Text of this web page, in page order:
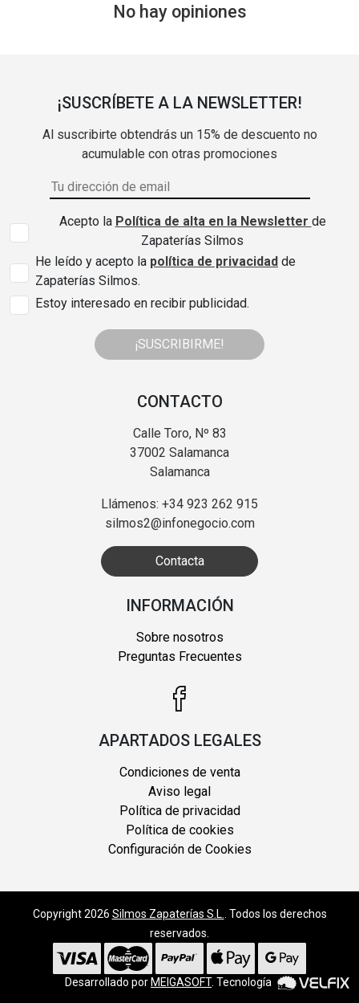
No hay opiniones
¡SUSCRÍBETE A LA NEWSLETTER!
Al suscribirte obtendrás un 15% de descuento no
acumulable con otras promociones
Acepto la Política de alta en la Newsletter de
Zapaterías Silmos
He leído y acepto la política de privacidad de
Zapaterías Silmos.
Estoy interesado en recibir publicidad.
¡SUSCRIBIRME!
CONTACTO
Calle Toro, Nº 83
37002 Salamanca
Salamanca
Llámenos: +34 923 262 915
silmos2@infonegocio.com
Contacta
INFORMACIÓN
Sobre nosotros
Preguntas Frecuentes
APARTADOS LEGALES
Condiciones de venta
Aviso legal
Política de privacidad
Política de cookies
Configuración de Cookies
Copyright 2026 Silmos Zapaterías S.L.
. Todos los derechos
reservados.
Desarrollado por MEIGASOFT. Tecnología